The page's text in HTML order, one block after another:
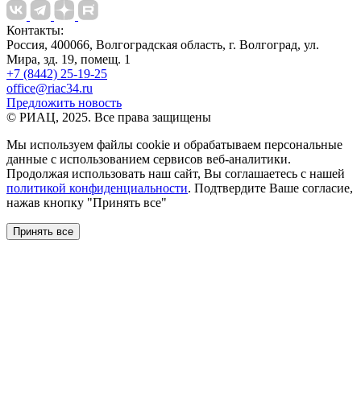
Контакты:
Россия, 400066, Волгоградская область, г. Волгоград, ул.
Мира, зд. 19, помещ. 1
+7 (8442) 25-19-25
office@riac34.ru
Предложить новость
© РИАЦ, 2025. Все права защищены
Мы используем файлы сookie и обрабатываем персональные
данные с использованием сервисов веб-аналитики.
Продолжая использовать наш сайт, Вы соглашаетесь с нашей
политикой конфиденциальности. Подтвердите Ваше согласие,
нажав кнопку "Принять все"
Принять все